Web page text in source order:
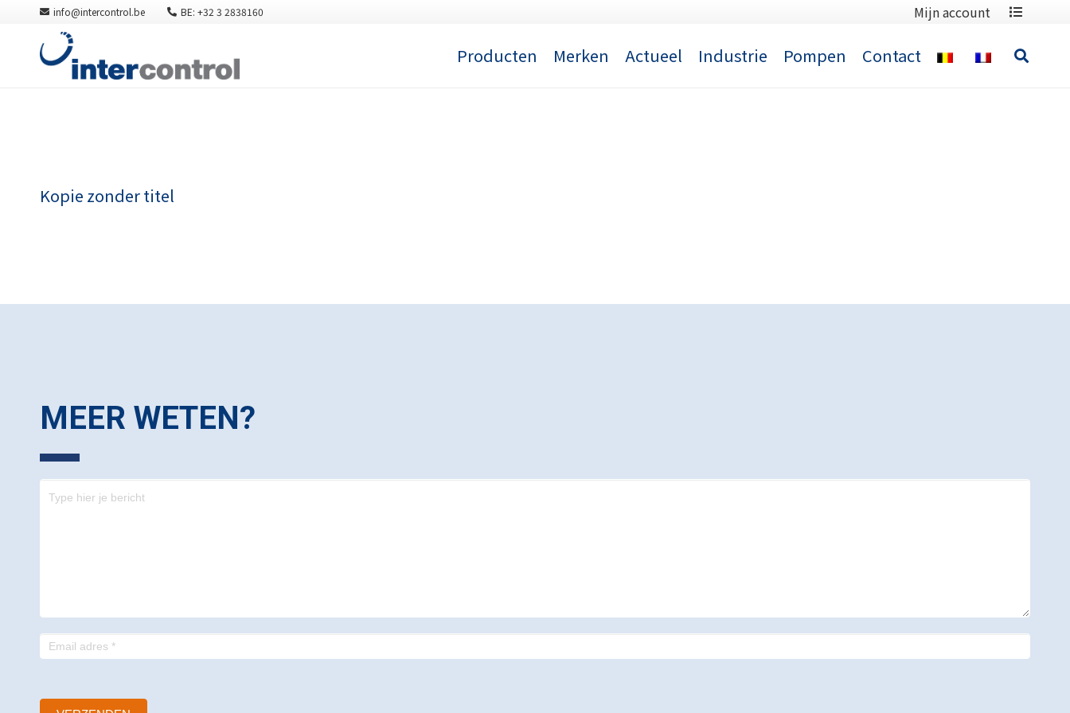
info@intercontrol.be BE: +32 3 2838160 Mijn account
Producten Merken Actueel Industrie Pompen Contact
Kopie zonder titel
MEER WETEN?
Contact